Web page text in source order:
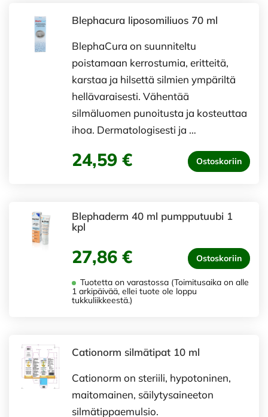
Blephacura liposomiliuos 70 ml
BlephaCura on suunniteltu
poistamaan kerrostumia, eritteitä,
karstaa ja hilsettä silmien ympäriltä
hellävaraisesti. Vähentää
silmäluomen punoitusta ja kosteuttaa
ihoa. Dermatologisesti ja …
24,59 € Ostoskoriin
Blephaderm 40 ml pumpputuubi 1
kpl
27,86 € Ostoskoriin
Tuotetta on varastossa (Toimitusaika on alle
1 arkipäivää, ellei tuote ole loppu
tukkuliikkeestä.)
Cationorm silmätipat 10 ml
Cationorm on steriili, hypotoninen,
maitomainen, säilytysaineeton
silmätippaemulsio.